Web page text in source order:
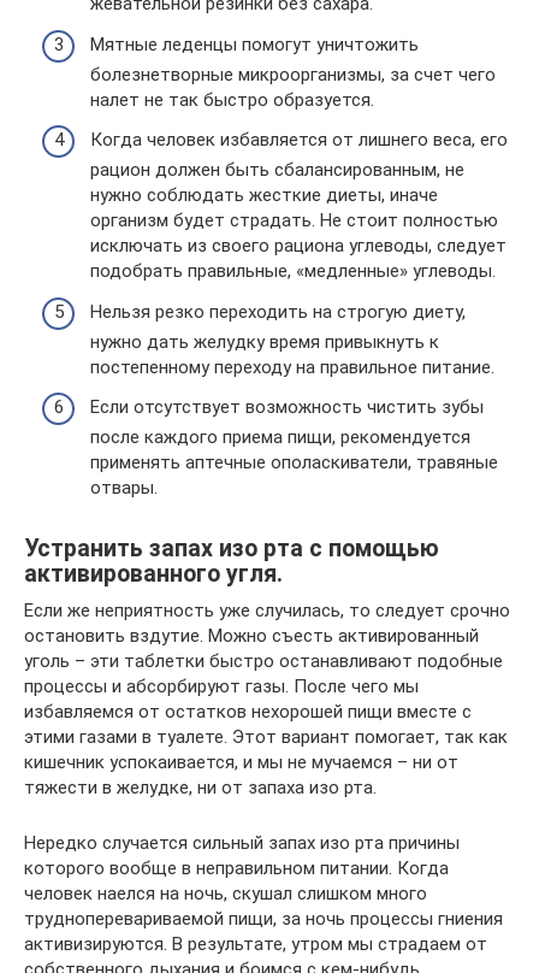
Мятные леденцы помогут уничтожить
болезнетворные микроорганизмы, за счет чего
налет не так быстро образуется.
Когда человек избавляется от лишнего веса, его
рацион должен быть сбалансированным, не
нужно соблюдать жесткие диеты, иначе
организм будет страдать. Не стоит полностью
исключать из своего рациона углеводы, следует
подобрать правильные, «медленные» углеводы.
Нельзя резко переходить на строгую диету,
нужно дать желудку время привыкнуть к
постепенному переходу на правильное питание.
Если отсутствует возможность чистить зубы
после каждого приема пищи, рекомендуется
применять аптечные ополаскиватели, травяные
отвары.
Устранить запах изо рта с помощью
активированного угля.
Если же неприятность уже случилась, то следует срочно
остановить вздутие. Можно съесть активированный
уголь – эти таблетки быстро останавливают подобные
процессы и абсорбируют газы. После чего мы
избавляемся от остатков нехорошей пищи вместе с
этими газами в туалете. Этот вариант помогает, так как
кишечник успокаивается, и мы не мучаемся – ни от
тяжести в желудке, ни от запаха изо рта.
Нередко случается сильный запах изо рта причины
которого вообще в неправильном питании. Когда
человек наелся на ночь, скушал слишком много
трудноперевариваемой пищи, за ночь процессы гниения
активизируются. В результате, утром мы страдаем от